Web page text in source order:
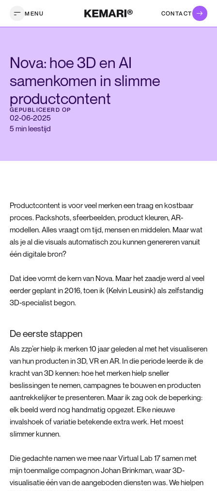
MENU CONTACT
Nova: hoe 3D en AI
samenkomen in slimme
productcontent
GEPUBLICEERD OP
02-06-2025
5 min leestijd
Productcontent is voor veel merken een traag en kostbaar
proces. Packshots, sfeerbeelden, product kleuren, AR-
modellen. Alles vraagt om tijd, mensen en middelen. Maar wat
als je al die visuals automatisch zou kunnen genereren vanuit
één digitale bron?
Dat idee vormt de kern van Nova. Maar het zaadje werd al veel
eerder geplant in 2016, toen ik (Kelvin Leusink) als zelfstandig
3D-specialist begon.
De eerste stappen
Als zzp’er hielp ik merken 10 jaar geleden al met het visualiseren
van hun producten in 3D, VR en AR. In die periode leerde ik de
kracht van 3D kennen: hoe het merken hielp sneller
beslissingen te nemen, campagnes te bouwen en producten
aantrekkelijker te presenteren. Maar ik zag ook de beperking:
elk beeld werd nog handmatig opgezet. Elke nieuwe
invalshoek of variatie betekende extra werk. Het moest
slimmer kunnen.
Die gedachte namen we mee naar Virtual Lab 17 samen met
mijn toenmalige compagnon Johan Brinkman, waar 3D-
visualisatie één van de aangeboden diensten was. We hielpen